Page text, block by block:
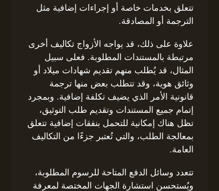
تتعلق بخدمات خاصة أو إجراءات إضافية مثل
الترجمة أو المصادقة.
علاوة على ذلك، قد يواجه الأزواج تكاليف أخرى
مرتبطة بالمستندات المطلوبة. فعلى سبيل
المثال، قد يُطلب منهم تقديم شهادات ميلاد أو
وثائق هوية، وقد تتطلب بعض منها ترجمة
قانونية الأمر الذي يضيف تكلفة إضافية. وبمجرد
إتمام جميع المستندات وتقديم طلب التوثيق،
تظل هناك إمكانية للتحمل بنفقات إضافية تتعلق
بمعالجة الطلب، والتي تُعتبر جزءًا من التكاليف
العامة.
تتعدد وسائل الدفع المتاحة للرسوم المطلوبة،
ويُستحسن استشارة الجهات المختصة لمعرفة